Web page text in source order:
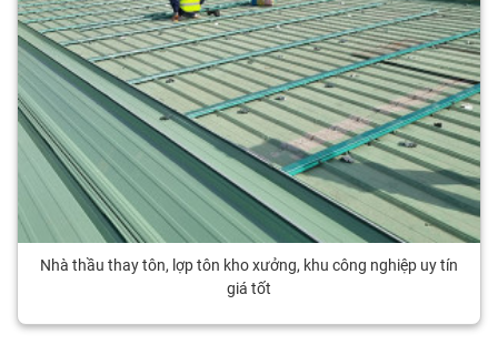
Nhà thầu thay tôn, lợp tôn kho xưởng, khu công nghiệp uy tín
giá tốt